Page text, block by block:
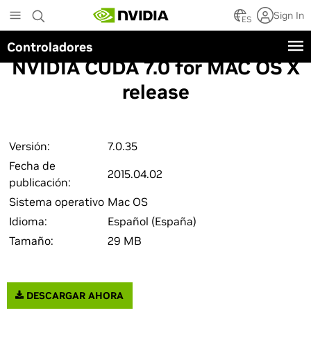
to
main
content
ES Sign In
Controladores
NVIDIA CUDA 7.0 for MAC OS X
release
Versión:
7.0.35
Fecha de
publicación:
2015.04.02
Sistema operativo Mac OS
Idioma:
Español (España)
Tamaño:
29 MB
DESCARGAR AHORA